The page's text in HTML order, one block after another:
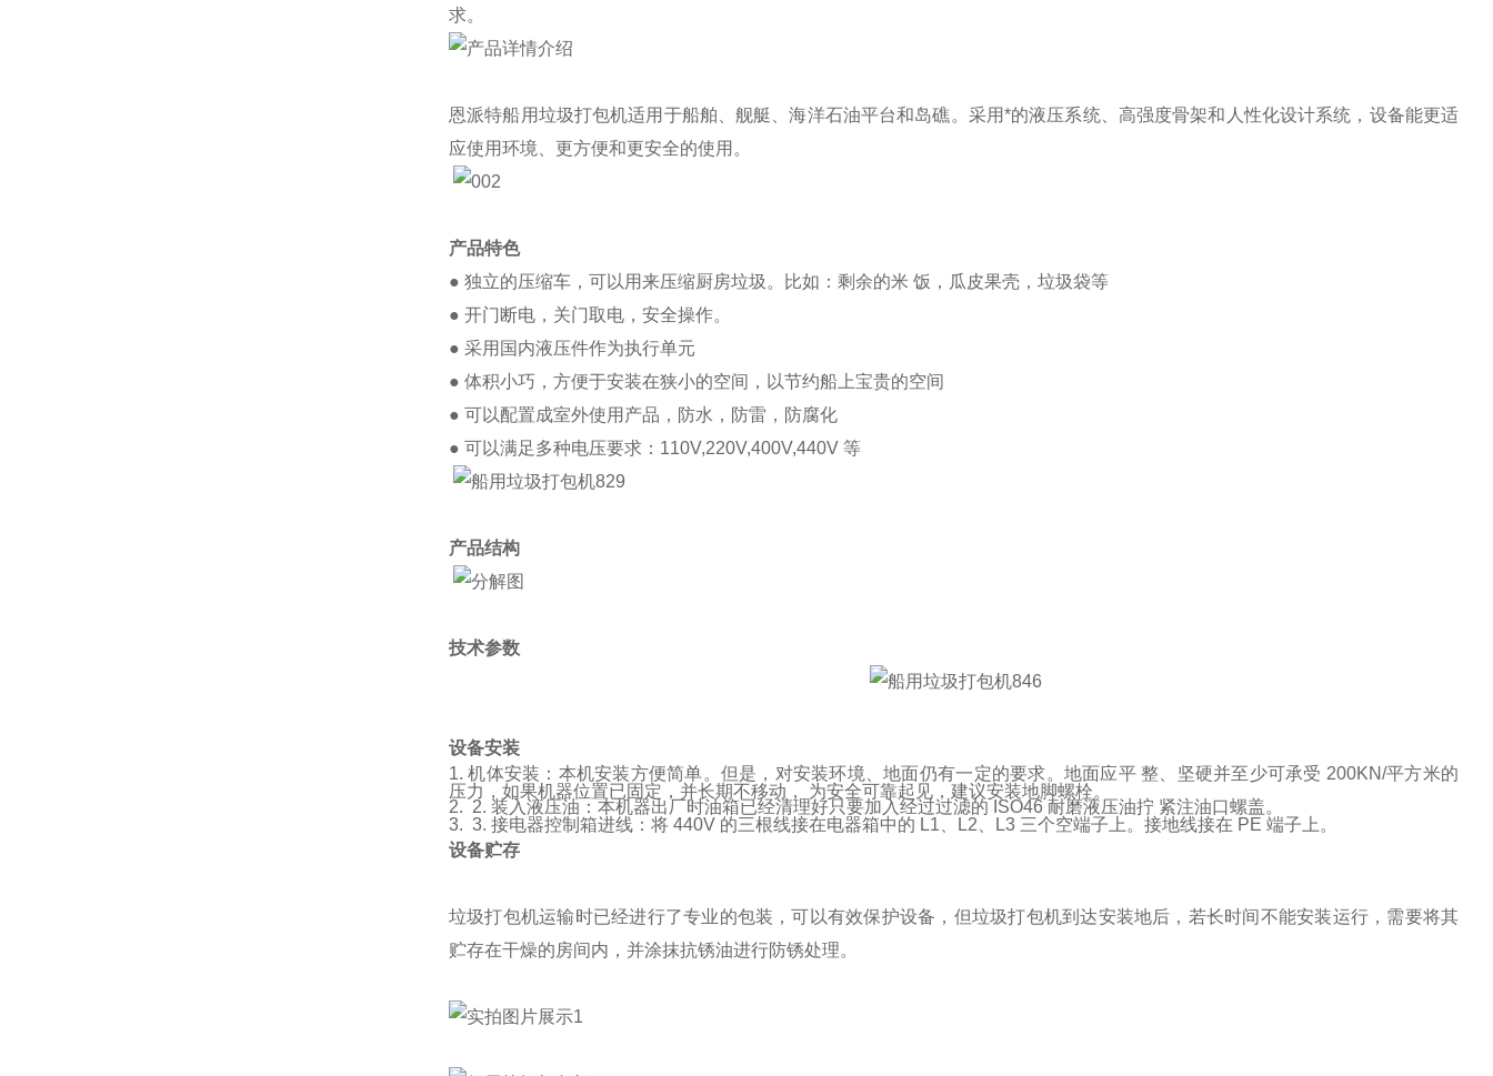
求。
恩派特船用垃圾打包机适用于船舶、舰艇、海洋石油平台和岛礁。采用*的液压系统、高强度骨架和人性化设计系统，设备能更适
应使用环境、更方便和更安全的使用。
产品特色
● 独立的压缩车，可以用来压缩厨房垃圾。比如：剩余的米 饭，瓜皮果壳，垃圾袋等
● 开门断电，关门取电，安全操作。
● 采用国内液压件作为执行单元
● 体积小巧，方便于安装在狭小的空间，以节约船上宝贵的空间
● 可以配置成室外使用产品，防水，防雷，防腐化
● 可以满足多种电压要求：110V,220V,400V,440V 等
产品结构
技术参数
设备安装
1. 机体安装：本机安装方便简单。但是，对安装环境、地面仍有一定的要求。地面应平 整、坚硬并至少可承受 200KN/平方米的
压力，如果机器位置已固定，并长期不移动， 为安全可靠起见，建议安装地脚螺栓。
2. 2. 装入液压油：本机器出厂时油箱已经清理好只要加入经过过滤的 ISO46 耐磨液压油拧 紧注油口螺盖。
3. 3. 接电器控制箱进线：将 440V 的三根线接在电器箱中的 L1、L2、L3 三个空端子上。接地线接在 PE 端子上。
设备贮存
垃圾打包机运输时已经进行了专业的包装，可以有效保护设备，但垃圾打包机到达安装地后，若长时间不能安装运行，需要将其
贮存在干燥的房间内，并涂抹抗锈油进行防锈处理。